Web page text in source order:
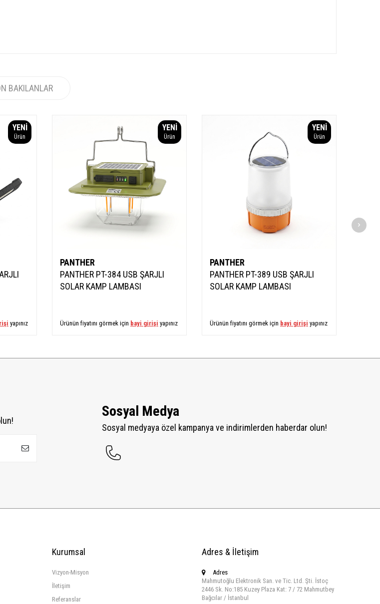
BAKILANLAR
YENI
Ürün
yapınız
YENI
Ürün
PANTHER
PANTHER PT-384 USB ŞARJLI
SOLAR KAMP LAMBASI
Ürünün fiyatını görmek için bayi girişi yapınız
YENI
Ürün
PANTHER
PANTHER PT-389 USB ŞARJLI
SOLAR KAMP LAMBASI
Ürünün fiyatını görmek için bayi girişi yapınız
Sosyal Medya
Sosyal medyaya özel kampanya ve indirimlerden haberdar olun!
Kurumsal
Vizyon-Misyon
İletişim
Referanslar
Adres & İletişim
Adres
Mahmutoğlu Elektronik San. ve Tic. Ltd. Şti. İstoç
2446 Sk. No:185 Kuzey Plaza Kat: 7 / 72 Mahmutbey
Bağcılar / İstanbul